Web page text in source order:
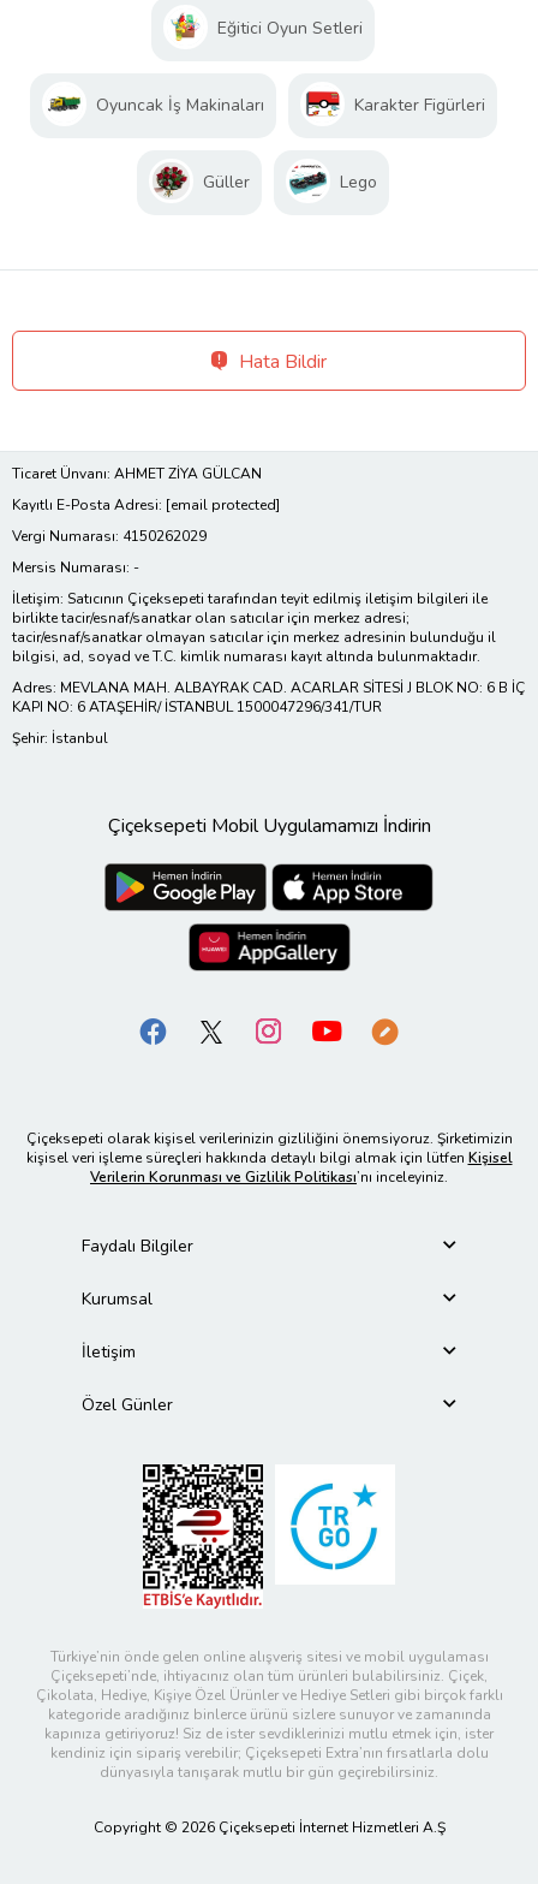
Eğitici Oyun Setleri
Oyuncak İş Makinaları Karakter Figürleri
Güller Lego
Hata Bildir
Ticaret Ünvanı: AHMET ZİYA GÜLCAN
Kayıtlı E-Posta Adresi: [email protected]
Vergi Numarası: 4150262029
Mersis Numarası: -
İletişim: Satıcının Çiçeksepeti tarafından teyit edilmiş iletişim bilgileri ile
birlikte tacir/esnaf/sanatkar olan satıcılar için merkez adresi;
tacir/esnaf/sanatkar olmayan satıcılar için merkez adresinin bulunduğu il
bilgisi, ad, soyad ve T.C. kimlik numarası kayıt altında bulunmaktadır.
Adres: MEVLANA MAH. ALBAYRAK CAD. ACARLAR SİTESİ J BLOK NO: 6 B İÇ
KAPI NO: 6 ATAŞEHİR/ İSTANBUL 1500047296/341/TUR
Şehir: İstanbul
Çiçeksepeti Mobil Uygulamamızı İndirin
Çiçeksepeti olarak kişisel verilerinizin gizliliğini önemsiyoruz. Şirketimizin
kişisel veri işleme süreçleri hakkında detaylı bilgi almak için lütfen Kişisel
Verilerin Korunması ve Gizlilik Politikası’nı inceleyiniz.
Faydalı Bilgiler
Kurumsal
İletişim
Özel Günler
Türkiye’nin önde gelen online alışveriş sitesi ve mobil uygulaması
Çiçeksepeti’nde, ihtiyacınız olan tüm ürünleri bulabilirsiniz. Çiçek,
Çikolata, Hediye, Kişiye Özel Ürünler ve Hediye Setleri gibi birçok farklı
kategoride aradığınız binlerce ürünü sizlere sunuyor ve zamanında
kapınıza getiriyoruz! Siz de ister sevdiklerinizi mutlu etmek için, ister
kendiniz için sipariş verebilir; Çiçeksepeti Extra’nın fırsatlarla dolu
dünyasıyla tanışarak mutlu bir gün geçirebilirsiniz.
Copyright © 2026 Çiçeksepeti İnternet Hizmetleri A.Ş